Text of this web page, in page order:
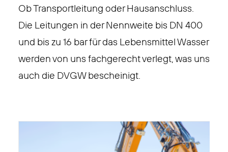
Ob Transportleitung oder Hausanschluss.
Die Leitungen in der Nennweite bis DN 400
und bis zu 16 bar für das Lebensmittel Wasser
werden von uns fachgerecht verlegt, was uns
auch die DVGW bescheinigt.